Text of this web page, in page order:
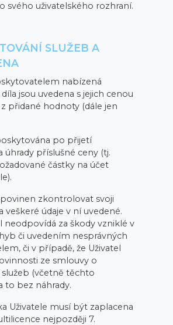
svého uživatelského rozhraní.
SLUŽEB A
nabízená
jsou uvedena s jejich cenou
přidané hodnoty (dále jen
po přijetí
úhrady příslušné ceny (tj.
částky na účet
povinen zkontrolovat svoji
veškeré údaje v ní uvedené.
neodpovídá za škody vzniklé v
či uvedením nesprávných
či v případě, že Uživatel
ze smlouvy o
(včetně těchto
to bez náhrady.
Uživatele musí být zaplacena
nejpozději 7.